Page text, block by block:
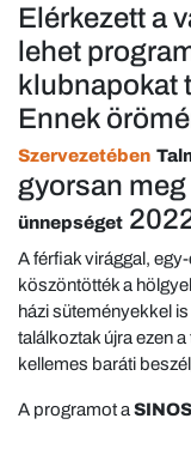
Elérkezett a
lehet
klubnapokat
Ennek
Szervezetében
gyorsan
ünnepséget
A férfiak virággal,
köszöntötték a
házi süteményekkel
találkoztak újra ezen
kellemes baráti
A programot a